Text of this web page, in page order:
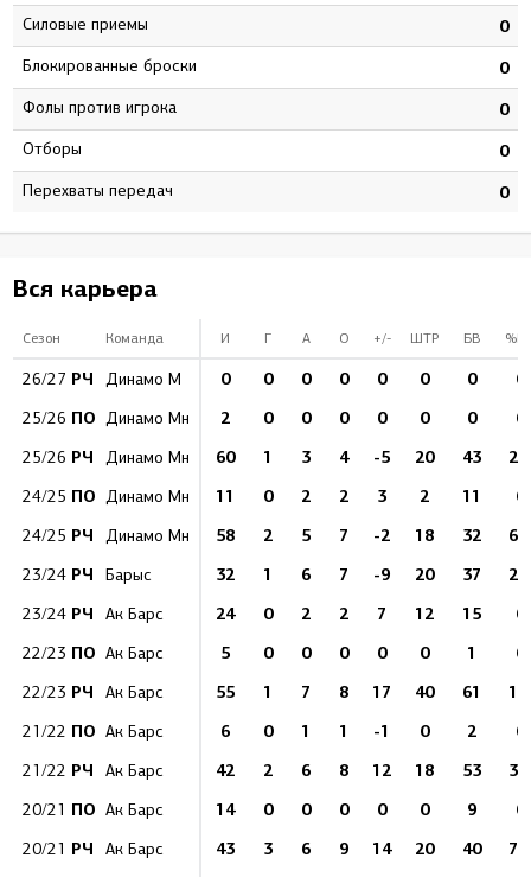
Силовые приемы 0
Блокированные броски 0
Фолы против игрока 0
Отборы 0
Перехваты передач 0
Вся карьера
Сезон Команда И Г А О +/- ШТР БВ
26/27 РЧ Динамо М 0 0 0 0 0 0 0 0
25/26 ПО Динамо Мн 2 0 0 0 0 0 0 0
25/26 РЧ Динамо Мн 60 1 3 4 -5 20 43 2.3
24/25 ПО Динамо Мн 11 0 2 2 3 2 11 0
24/25 РЧ Динамо Мн 58 2 5 7 -2 18 32 6.2
23/24 РЧ Барыс 32 1 6 7 -9 20 37 2.7
23/24 РЧ Ак Барс 24 0 2 2 7 12 15 0
22/23 ПО Ак Барс 5 0 0 0 0 0 1 0
22/23 РЧ Ак Барс 55 1 7 8 17 40 61 1.6
21/22 ПО Ак Барс 6 0 1 1 -1 0 2 0
21/22 РЧ Ак Барс 42 2 6 8 12 18 53 3.8
20/21 ПО Ак Барс 14 0 0 0 0 0 9 0
20/21 РЧ Ак Барс 43 3 6 9 14 20 40 7.5